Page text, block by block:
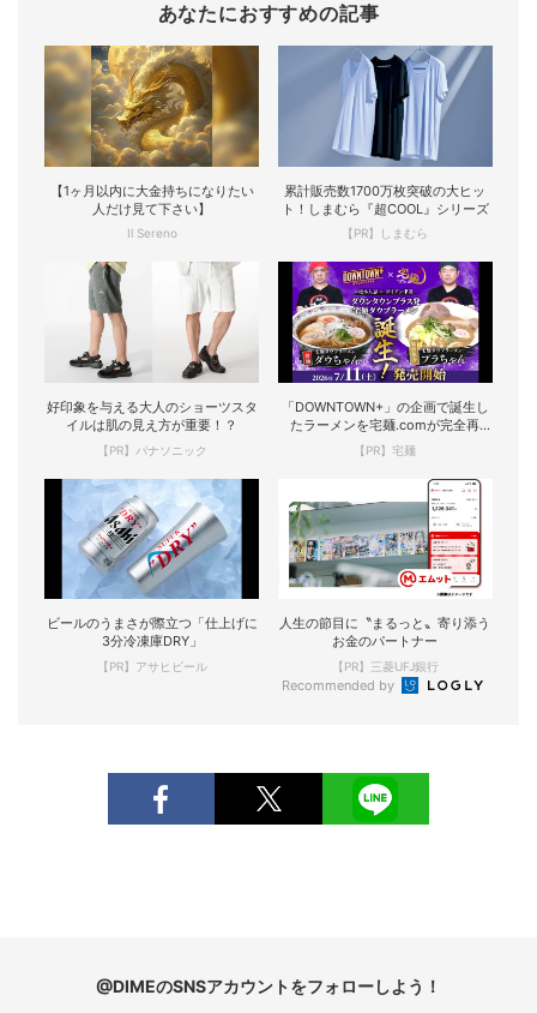
あなたにおすすめの記事
【1ヶ月以内に大金持ちになりたい
人だけ見て下さい】
Il Sereno
累計販売数1700万枚突破の大ヒッ
ト！しまむら『超COOL』シリーズ
【PR】しまむら
好印象を与える大人のショーツスタ
イルは肌の見え方が重要！？
【PR】パナソニック
「DOWNTOWN+」の企画で誕生し
たラーメンを宅麺.comが完全再
現！
【PR】宅麺
ビールのうまさが際立つ「仕上げに
3分冷凍庫DRY」
【PR】アサヒビール
人生の節目に〝まるっと〟寄り添う
お金のパートナー
【PR】三菱UFJ銀行
Recommended by
@DIMEのSNSアカウントをフォローしよう！